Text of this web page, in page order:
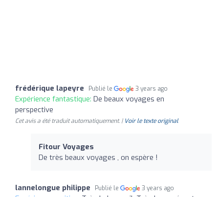
frédérique lapeyre Publié le 3 years ago
Expérience fantastique: De beaux voyages en
perspective
Cet avis a été traduit automatiquement. | Voir le texte original
Fitour Voyages
De très beaux voyages , on espère !
lannelongue philippe Publié le 3 years ago